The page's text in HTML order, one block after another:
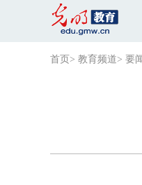
首页 > 教育频道> 要